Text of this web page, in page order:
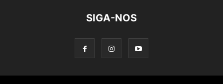
SIGA-NOS